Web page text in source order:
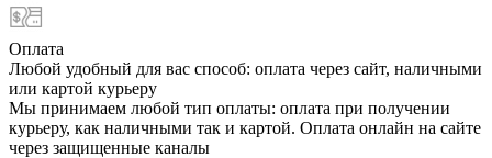
Оплата
Любой удобный для вас способ: оплата через сайт, наличными
или картой курьеру
Мы принимаем любой тип оплаты: оплата при получении
курьеру, как наличными так и картой. Оплата онлайн на сайте
через защищенные каналы